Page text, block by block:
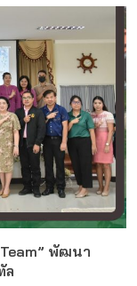
Team” พัฒนา
ล